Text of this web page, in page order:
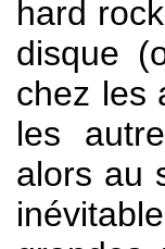
hard
disque
chez les
les
alors au